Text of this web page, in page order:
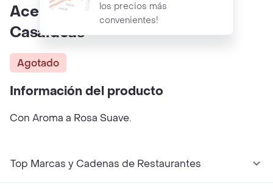
los precios más
convenientes!
Aceite Aromático Rosa Suave
Casaideas
Agotado
Información del producto
Con Aroma a Rosa Suave.
Top Marcas y Cadenas de Restaurantes